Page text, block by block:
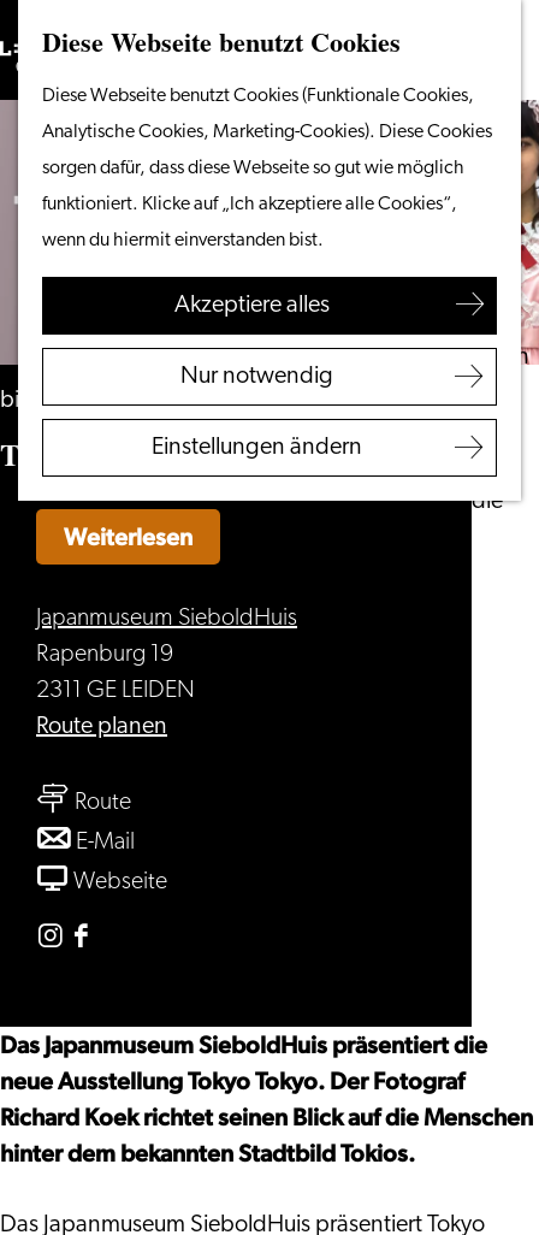
Diese Webseite benutzt Cookies
Diese Webseite benutzt Cookies (Funktionale Cookies,
Analytische Cookies, Marketing-Cookies). Diese Cookies
sorgen dafür, dass diese Webseite so gut wie möglich
funktioniert. Klicke auf „Ich akzeptiere alle Cookies“,
wenn du hiermit einverstanden bist.
Akzeptiere alles
Nur notwendig
Einstellungen ändern
Gehen
Homepage
Menü
Suchen
Vom Wasser aus
Radeln & Wandern
Shoppen
Essen & Trinken
Ihren Besuch planen
Touristeninformation
Leiden
Entdecken Sie die
Suchen
bis 6. September
Tokyo Tokyo
Japanmuseum SieboldHuis
Rapenburg 19
2311 GE LEIDEN
Route planen
Routebis
Tokyo
Tokyo
E-Mail
Tokyo
Webseiteab
Instagram
SieboldHuis
Facebook
SieboldHuis
Weiterlesen
Das Japanmuseum SieboldHuis präsentiert die
neue Ausstellung Tokyo Tokyo. Der Fotograf
Richard Koek richtet seinen Blick auf die Menschen
hinter dem bekannten Stadtbild Tokios.
Das Japanmuseum SieboldHuis präsentiert Tokyo